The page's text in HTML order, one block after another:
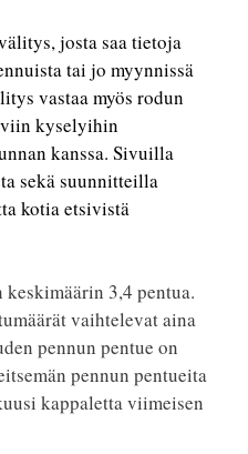
josta saa tietoja
tai jo myynnissä
vastaa myös rodun
kyselyihin
kanssa. Sivuilla
sekä suunnitteilla
kotia etsivistä
3,4 pentua.
vaihtelevat aina
pennun pentue on
pennun pentueita
kappaletta viimeisen